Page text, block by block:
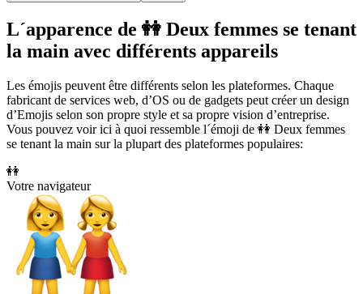
L´apparence de 👭 Deux femmes se tenant
la main avec différents appareils
Les émojis peuvent être différents selon les plateformes. Chaque
fabricant de services web, d’OS ou de gadgets peut créer un design
d’Emojis selon son propre style et sa propre vision d’entreprise.
Vous pouvez voir ici à quoi ressemble l´émoji de 👭 Deux femmes
se tenant la main sur la plupart des plateformes populaires:
👭
Votre navigateur